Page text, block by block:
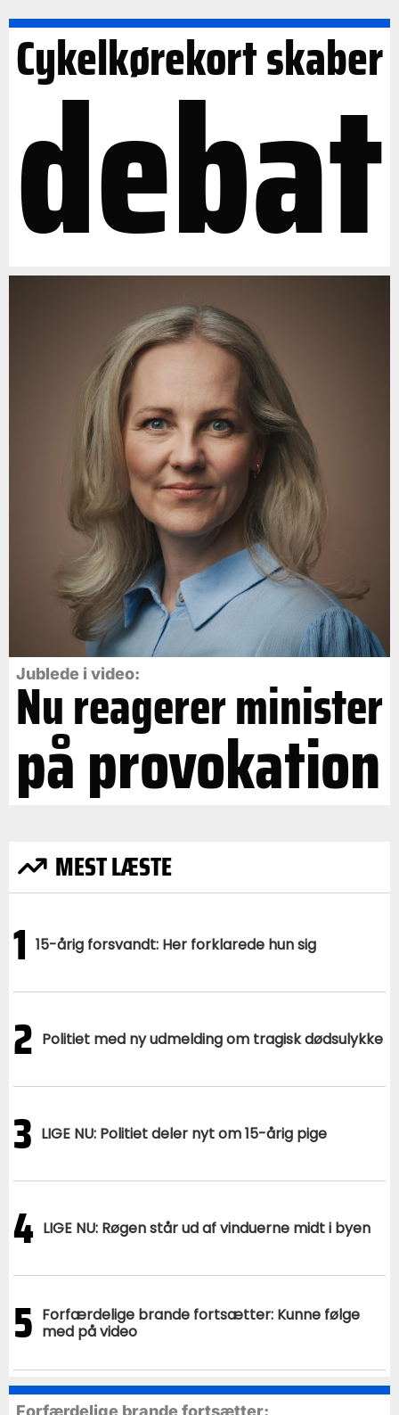
Cykelkørekort skaber
debat
Jublede i video:
Nu reagerer minister
på provokation
MEST LÆSTE
1 15-årig forsvandt: Her forklarede hun sig
2 Politiet med ny udmelding om tragisk dødsulykke
3 LIGE NU: Politiet deler nyt om 15-årig pige
4 LIGE NU: Røgen står ud af vinduerne midt i byen
5 Forfærdelige brande fortsætter: Kunne følge
med på video